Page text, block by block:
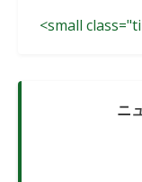
<small
ニ